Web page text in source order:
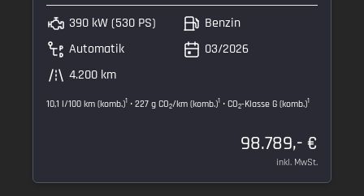
390 kW (530 PS)
Automatik
4.200 km
Benzin
03/2026
10,1 l/100 km (komb.)1 • 227 g CO2/km (komb.)1 • CO2-Klasse G (komb.)1
98.789,- €
inkl. MwSt.